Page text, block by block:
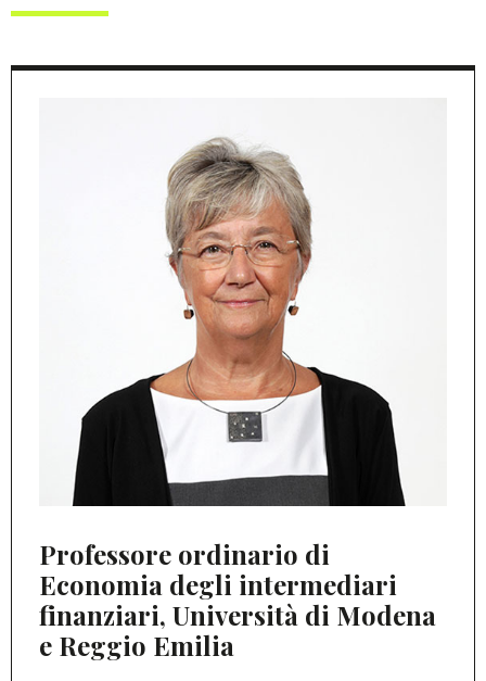
Professore ordinario di
Economia degli intermediari
finanziari, Università di Modena
e Reggio Emilia